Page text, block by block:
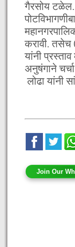
गैरसोय टळेल.
करावी. तसेच
यांनी
अनुषंगाने
लोढा यांनी
Join Our